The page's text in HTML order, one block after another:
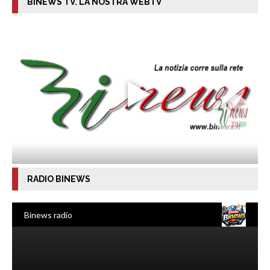
BINEWS TV. LA NOSTRA WEBTV
RADIO BINEWS